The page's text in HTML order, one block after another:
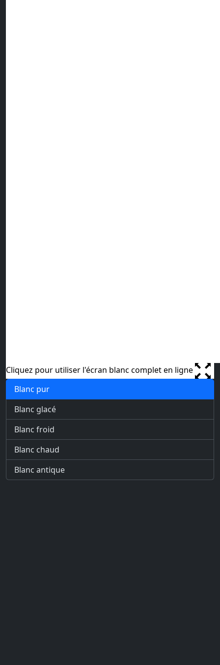
Cliquez pour utiliser l'écran blanc complet en ligne
Blanc pur
Blanc glacé
Blanc froid
Blanc chaud
Blanc antique